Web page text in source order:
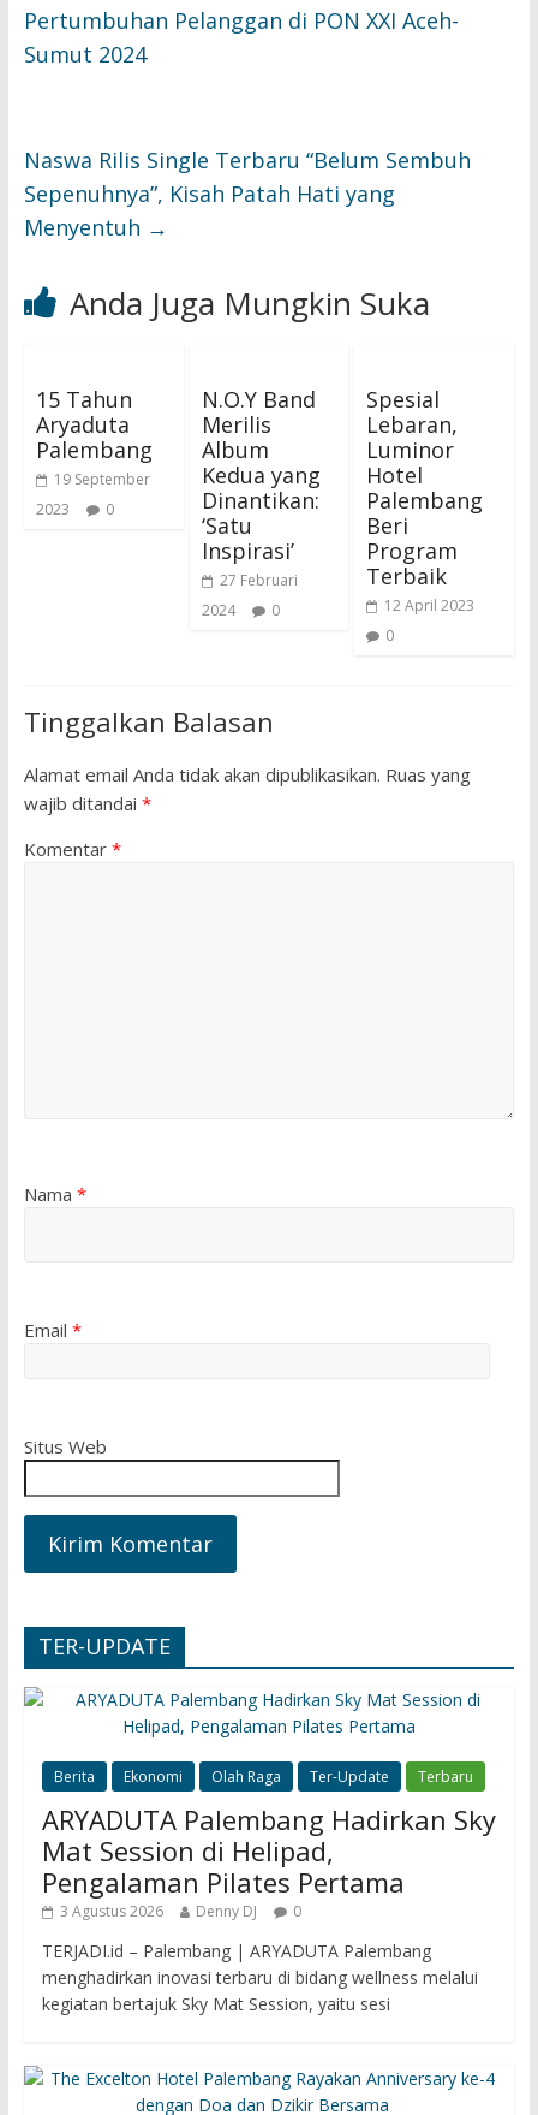
Pertumbuhan Pelanggan di PON XXI Aceh-
Sumut 2024
Naswa Rilis Single Terbaru “Belum Sembuh
Sepenuhnya”, Kisah Patah Hati yang
Menyentuh →
Anda Juga Mungkin Suka
15 Tahun
Aryaduta
Palembang
19 September
2023
0
N.O.Y Band
Merilis
Album
Kedua yang
Dinantikan:
‘Satu
Inspirasi’
27 Februari
2024
0
Spesial
Lebaran,
Luminor
Hotel
Palembang
Beri
Program
Terbaik
12 April 2023
0
Tinggalkan Balasan
Alamat email Anda tidak akan dipublikasikan. Ruas yang
wajib ditandai *
Komentar *
Nama *
Email *
Situs Web
TER-UPDATE
Berita Ekonomi Olah Raga Ter-Update Terbaru
ARYADUTA Palembang Hadirkan Sky
Mat Session di Helipad,
Pengalaman Pilates Pertama
3 Agustus 2026 Denny DJ 0
TERJADI.id – Palembang | ARYADUTA Palembang
menghadirkan inovasi terbaru di bidang wellness melalui
kegiatan bertajuk Sky Mat Session, yaitu sesi